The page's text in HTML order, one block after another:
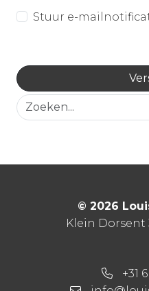
Stuur e-
© 2026
Klein Dorsent
+31